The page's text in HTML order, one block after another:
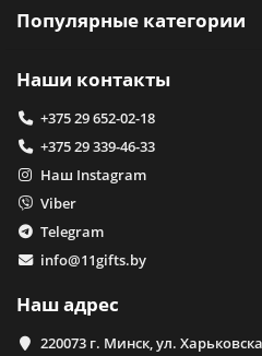
Популярные категории
Наши контакты
+375 29 652-02-18
+375 29 339-46-33
Наш Instagram
Viber
Telegram
info@11gifts.by
Наш адрес
220073 г. Минск, ул.